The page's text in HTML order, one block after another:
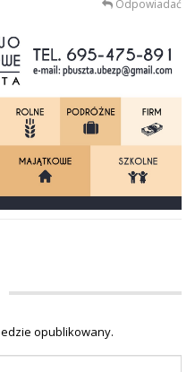
Odpowiadać
opublikowany.